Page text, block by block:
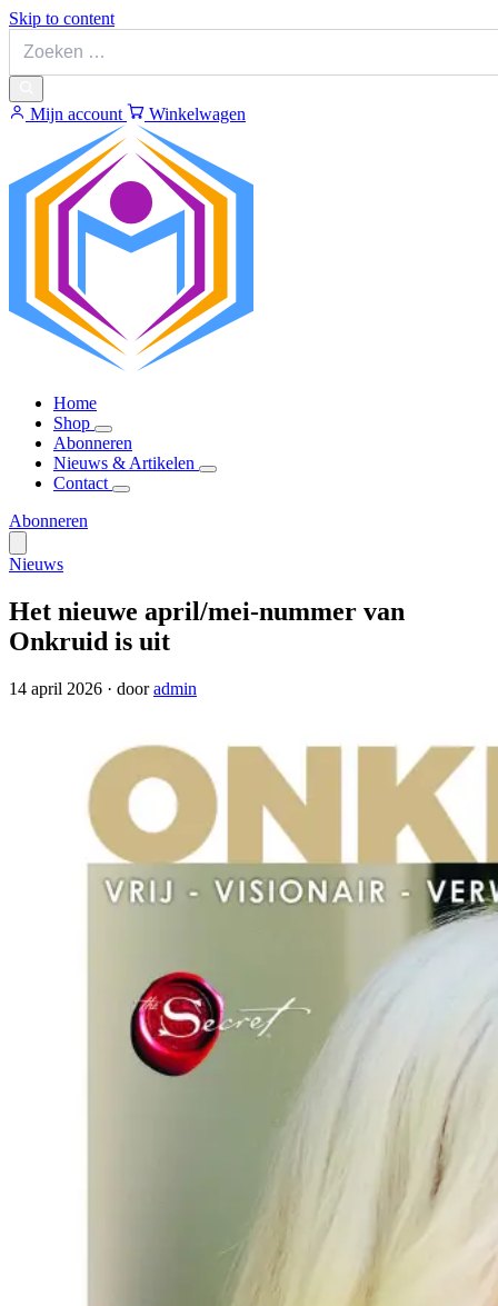
Skip to content
Mijn account Winkelwagen
Home
Shop
Abonneren
Nieuws & Artikelen
Contact
Abonneren
Nieuws
Het nieuwe april/mei-nummer van
Onkruid is uit
14 april 2026 · dooradmin